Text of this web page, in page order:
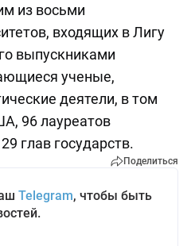
из восьми
входящих в Лигу
выпускниками
ученые,
деятели, в том
96 лауреатов
глав государств.
Поделиться
Telegram, чтобы быть